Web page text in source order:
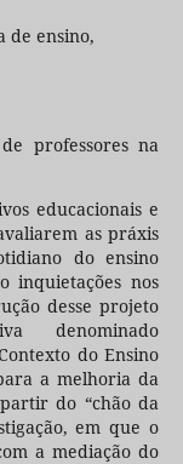
de ensino,
professores na
educacionais e
as práxis
do ensino
inquietações nos
desse projeto
denominado
do Ensino
a melhoria da
do “chão da
em que o
a mediação do